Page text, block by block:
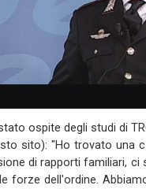
ospite degli studi di
sito): "Ho trovato una
di rapporti familiari,
forze dell'ordine.